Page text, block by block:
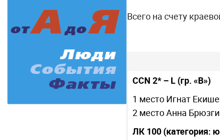
Всего на счету
CCN 2* – L (гр. «В»)
1 место Игнат
2 место Анна
ЛК 100 (категория: